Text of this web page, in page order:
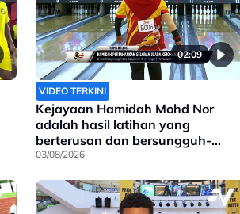
02:09
VIDEO TERKINI
Kejayaan Hamidah Mohd Nor
adalah hasil latihan yang
berterusan dan bersungguh-
sungguh
03/08/2026